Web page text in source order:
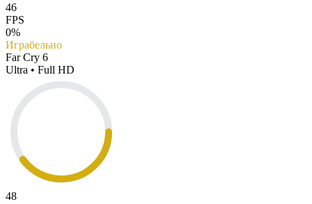
46
FPS
0%
Играбельно
Far Cry 6
Ultra • Full HD
48